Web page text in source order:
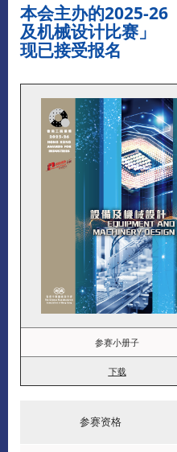
本会主办的2025-26
及机械设计比赛」
现已接受报名
参赛小册子
下载
参赛资格